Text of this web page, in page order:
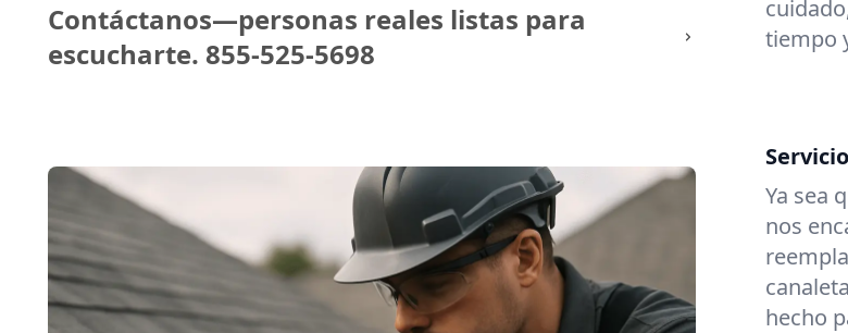
Contáctanos—personas reales listas para
escucharte. 855-525-5698
tiempo
Ya sea
nos
hecho